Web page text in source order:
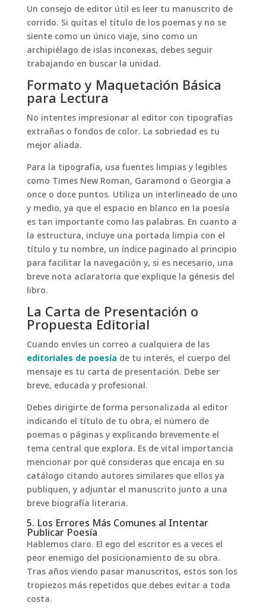
Un consejo de editor útil es leer tu manuscrito de
corrido. Si quitas el título de los poemas y no se
siente como un único viaje, sino como un
archipiélago de islas inconexas, debes seguir
trabajando en buscar la unidad.
Formato y Maquetación Básica
para Lectura
No intentes impresionar al editor con tipografías
extrañas o fondos de color. La sobriedad es tu
mejor aliada.
Para la tipografía, usa fuentes limpias y legibles
como Times New Roman, Garamond o Georgia a
once o doce puntos. Utiliza un interlineado de uno
y medio, ya que el espacio en blanco en la poesía
es tan importante como las palabras. En cuanto a
la estructura, incluye una portada limpia con el
título y tu nombre, un índice paginado al principio
para facilitar la navegación y, si es necesario, una
breve nota aclaratoria que explique la génesis del
libro.
La Carta de Presentación o
Propuesta Editorial
Cuando envíes un correo a cualquiera de las
editoriales de poesíade tu interés, el cuerpo del
mensaje es tu carta de presentación. Debe ser
breve, educada y profesional.
Debes dirigirte de forma personalizada al editor
indicando el título de tu obra, el número de
poemas o páginas y explicando brevemente el
tema central que explora. Es de vital importancia
mencionar por qué consideras que encaja en su
catálogo citando autores similares que ellos ya
publiquen, y adjuntar el manuscrito junto a una
breve biografía literaria.
5. Los Errores Más Comunes al Intentar
Publicar Poesía
Hablemos claro. El ego del escritor es a veces el
peor enemigo del posicionamiento de su obra.
Tras años viendo pasar manuscritos, estos son los
tropiezos más repetidos que debes evitar a toda
costa.